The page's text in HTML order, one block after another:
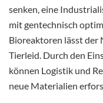
senken, eine
mit gentechnisch
Bioreaktoren lässt der
Tierleid. Durch den
können Logistik und
neue Materialien